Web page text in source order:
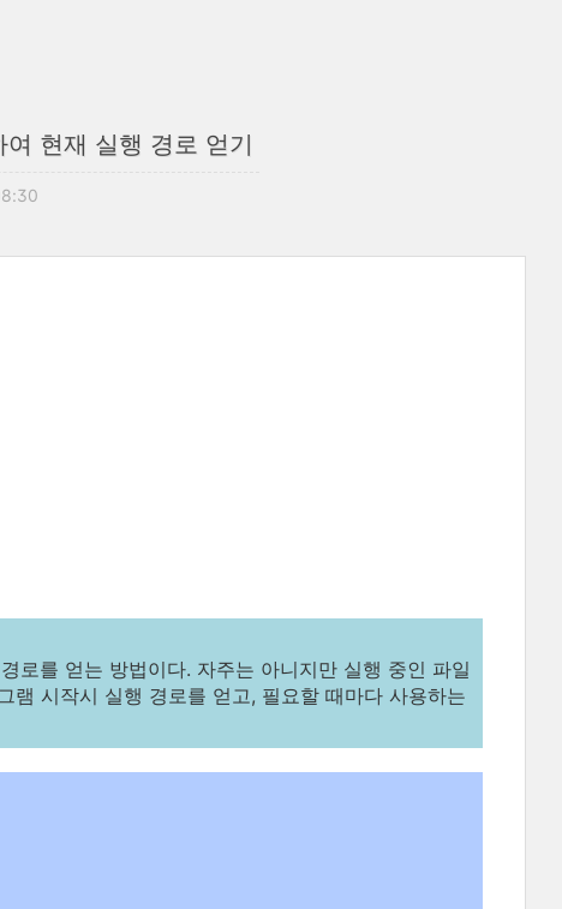
현재 실행 경로 얻기
로를 얻는 방법이다. 자주는 아니지만 실행 중인 파일
램 시작시 실행 경로를 얻고, 필요할 때마다 사용하는